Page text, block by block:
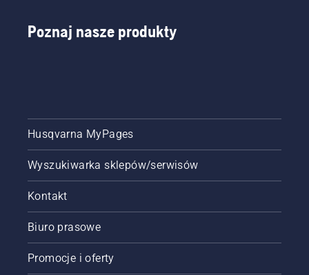
Poznaj nasze produkty
Husqvarna MyPages
Wyszukiwarka sklepów/serwisów
Kontakt
Biuro prasowe
Promocje i oferty